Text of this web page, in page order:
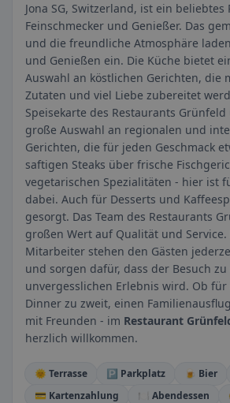
Jona SG, Switzerland, ist ein
Feinschmecker und Genießer. Das
und die freundliche Atmosphäre
und Genießen ein. Die Küche bietet
Auswahl an köstlichen Gerichten, die
Zutaten und viel Liebe zubereitet
Speisekarte des Restaurants
große Auswahl an regionalen und
Gerichten, die für jeden Geschmack
saftigen Steaks über frische
vegetarischen Spezialitäten - hier ist
dabei. Auch für Desserts und
gesorgt. Das Team des Restaurants
großen Wert auf Qualität und
Mitarbeiter stehen den Gästen
und sorgen dafür, dass der Besuch zu
unvergesslichen Erlebnis wird. Ob
Dinner zu zweit, einen
mit Freunden - im Restaurant
herzlich willkommen.
🌞 Terrasse 🅿️ Parkplatz 🍺 Bier
💳 Kartenzahlung
🍽️ Abendessen